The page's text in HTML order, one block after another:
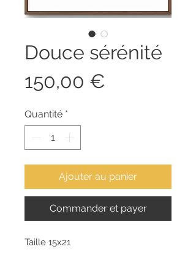
Douce sérénité
150,00 €
Quantité *
Ajouter au panier
Commander et payer
Taille 15x21